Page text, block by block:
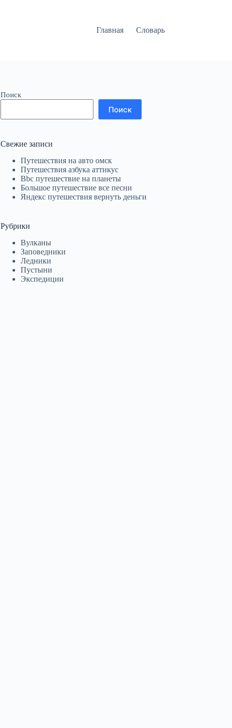
Главная Словарь
Поиск
Поиск
Свежие записи
Путешествия на авто омск
Путешествия азбука аттикус
Bbc путешествие на планеты
Большое путешествие все песни
Яндекс путешествия вернуть деньги
Рубрики
Вулканы
Заповедники
Ледники
Пустыни
Экспедиции